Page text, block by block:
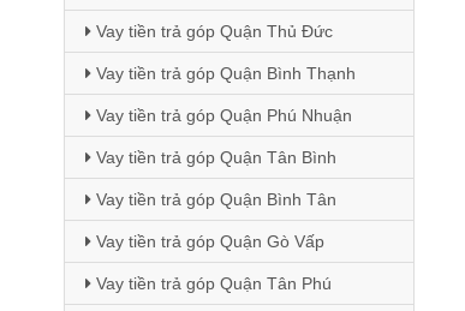
Vay tiền trả góp Quận Thủ Đức
Vay tiền trả góp Quận Bình Thạnh
Vay tiền trả góp Quận Phú Nhuận
Vay tiền trả góp Quận Tân Bình
Vay tiền trả góp Quận Bình Tân
Vay tiền trả góp Quận Gò Vấp
Vay tiền trả góp Quận Tân Phú